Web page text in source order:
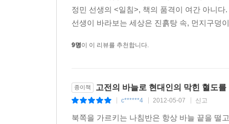
제4부 통치의 묘방
-설득에도 전략이 필요하다
척확무색尺擴無色
-자벌레는 정해진 빛깔이 없다
군인신직君仁臣直
정민 선생의 <일침>, 책의 품격이 여간 아니
선생이 바라보는 세상은 진흙탕 속, 먼지구덩
9명이 이 리뷰를 추천합니다.
종이책 고전의 바늘로 현대인의 막힌 혈도를
c******4 2012-05-07 신고
북쪽을 가르키는 나침반은 항상 바늘 끝을 떨